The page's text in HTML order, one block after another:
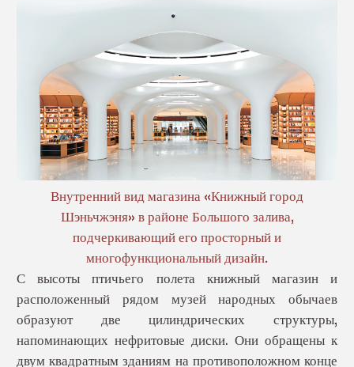
Внутренний вид магазина «Книжный город
Шэньчжэня» в районе Большого залива,
подчеркивающий его просторный и
многофункциональный дизайн.
С высоты птичьего полета книжный магазин и
расположенный рядом музей народных обычаев
образуют две цилиндрических структуры,
напоминающих нефритовые диски. Они обращены к
двум квадратным зданиям на противоположном конце